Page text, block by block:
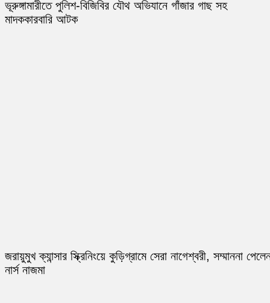
ভূরুঙ্গামারীতে পুলিশ-বিজিবির যৌথ অভিযানে গাঁজার গাছ সহ
মাদককারবারি আটক
জরায়ুমুখ ক্যান্সার স্ক্রিনিংয়ে কুড়িগ্রামে সেরা নাগেশ্বরী, সম্মাননা
নার্স নাজমা